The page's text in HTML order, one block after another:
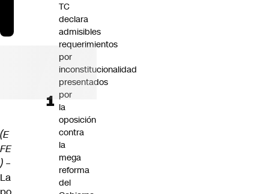
(E
FE
) –
La
TC
declara
admisibles
requerimientos
por
inconstitucionalidad
presentados
por
la
oposición
contra
la
mega
reforma
del